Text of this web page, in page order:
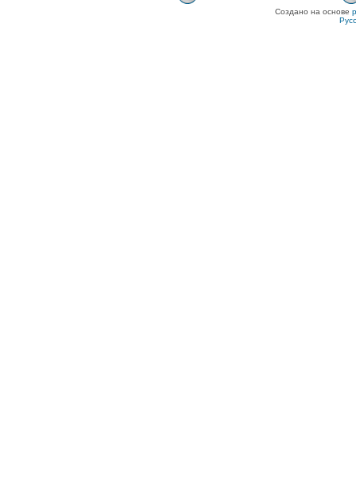
Создано на основе